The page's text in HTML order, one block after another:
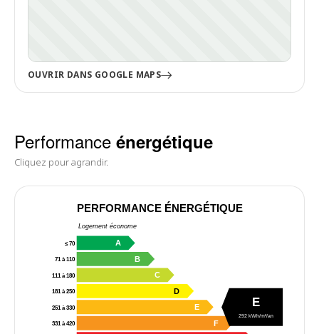
OUVRIR DANS GOOGLE MAPS
Performance énergétique
Cliquez pour agrandir.
PERFORMANCE ÉNERGÉTIQUE
Logement économe
≤ 70 A
71 à 110 B
111 à 180 C
181 à 250 D
251 à 330 E
331 à 420 F
E
292 kWh/m²/an